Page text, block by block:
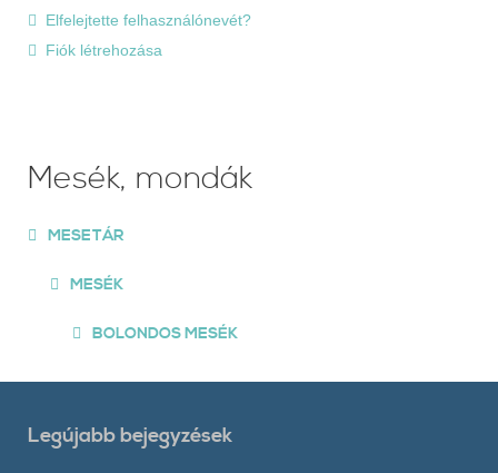
Elfelejtette felhasználónevét?
Fiók létrehozása
Mesék, mondák
MESETÁR
MESÉK
BOLONDOS MESÉK
Legújabb bejegyzések